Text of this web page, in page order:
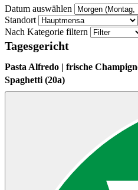
Datum auswählen
Standort
Nach Kategorie filtern
Tagesgericht
Pasta Alfredo | frische
Spaghetti (20a)